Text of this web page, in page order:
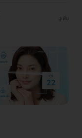
ดูเพิ่ม